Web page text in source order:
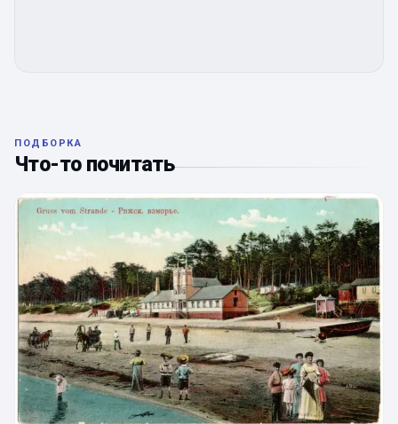
ПОДБОРКА
Что-то почитать